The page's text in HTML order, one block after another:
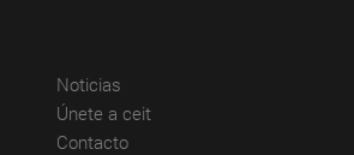
Noticias
Únete a ceit(abre en nueva ventana)
Contacto(abre en nueva ventana)